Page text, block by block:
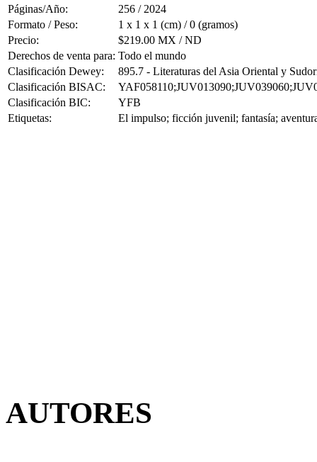
Páginas/Año:
256 / 2024
Formato / Peso:
1 x 1 x 1 (cm) / 0 (gramos)
Precio:
$219.00 MX / ND
Derechos de venta para: Todo el mundo
Clasificación Dewey:
895.7 - Literaturas del Asia Oriental y
Clasificación BISAC:
Clasificación BIC:
YFB
Etiquetas:
El impulso; ficción juvenil; fantasía;
AUTORES